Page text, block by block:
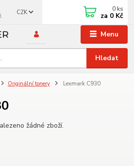
Menu
CZK
Hledat
0 ks
za 0 Kč
Originální tonery Lexmark C930
žádné zboží.